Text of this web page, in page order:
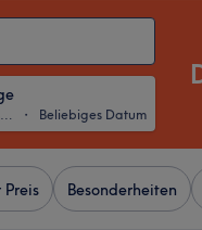
in der Nähe von Schwanthalerstraße, Frankfurt am Main ・ Beliebiges Datum
Besonderheiten